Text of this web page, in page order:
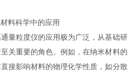
料科学中的应用
粒度仪的应用极为广泛，从基础研
关重要的角色。例如，在纳米材料的
接影响材料的物理化学性质，如分散